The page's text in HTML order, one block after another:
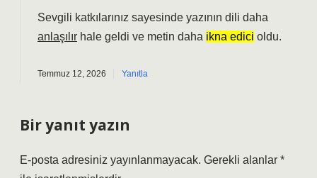
Sevgili katkılarınız sayesinde yazının dili daha
anlaşılır hale geldi ve metin daha ikna edici oldu.
Temmuz 12, 2026 Yanıtla
Bir yanıt yazın
E-posta adresiniz yayınlanmayacak. Gerekli alanlar *